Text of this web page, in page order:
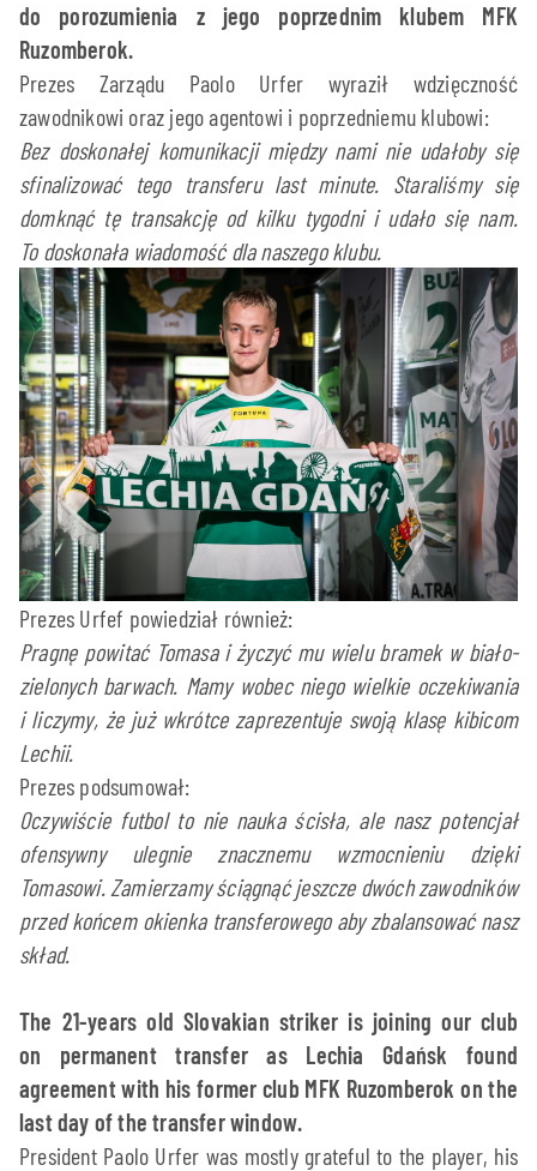
do porozumienia z jego poprzednim klubem MFK
Ruzomberok.
Prezes Zarządu Paolo Urfer wyraził wdzięczność
zawodnikowi oraz jego agentowi i poprzedniemu klubowi:
Bez doskonałej komunikacji między nami nie udałoby się
sfinalizować tego transferu last minute. Staraliśmy się
domknąć tę transakcję od kilku tygodni i udało się nam.
To doskonała wiadomość dla naszego klubu.
Prezes Urfef powiedział również:
Pragnę powitać Tomasa i życzyć mu wielu bramek w biało-
zielonych barwach. Mamy wobec niego wielkie oczekiwania
i liczymy, że już wkrótce zaprezentuje swoją klasę kibicom
Lechii.
Prezes podsumował:
Oczywiście futbol to nie nauka ścisła, ale nasz potencjał
ofensywny ulegnie znacznemu wzmocnieniu dzięki
Tomasowi. Zamierzamy ściągnąć jeszcze dwóch zawodników
przed końcem okienka transferowego aby zbalansować nasz
skład.
The 21-years old Slovakian striker is joining our club
on permanent transfer as Lechia Gdańsk found
agreement with his former club MFK Ruzomberok on the
last day of the transfer window.
President Paolo Urfer was mostly grateful to the player, his